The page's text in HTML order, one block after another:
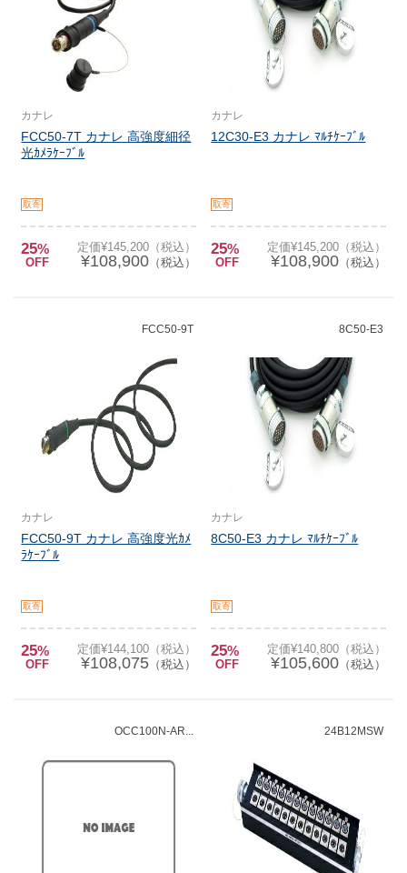
カナレ
FCC50-7T カナレ 高強度細径
光ｶﾒﾗｹｰﾌﾞﾙ
取寄
25%
OFF
定価¥145,200（税込）
¥108,900（税込）
カナレ
12C30-E3 カナレ ﾏﾙﾁｹｰﾌﾞﾙ
取寄
25%
OFF
定価¥145,200（税込）
¥108,900（税込）
FCC50-9T
カナレ
FCC50-9T カナレ 高強度光ｶﾒ
ﾗｹｰﾌﾞﾙ
取寄
25%
OFF
定価¥144,100（税込）
¥108,075（税込）
8C50-E3
カナレ
8C50-E3 カナレ ﾏﾙﾁｹｰﾌﾞﾙ
取寄
25%
OFF
定価¥140,800（税込）
¥105,600（税込）
OCC100N-AR... 24B12MSW